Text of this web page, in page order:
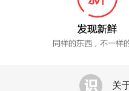
关